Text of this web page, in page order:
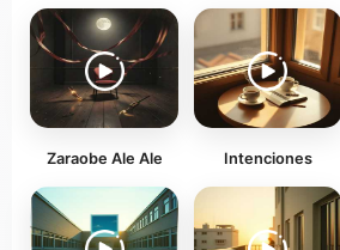
Zaraobe Ale Ale Intenciones